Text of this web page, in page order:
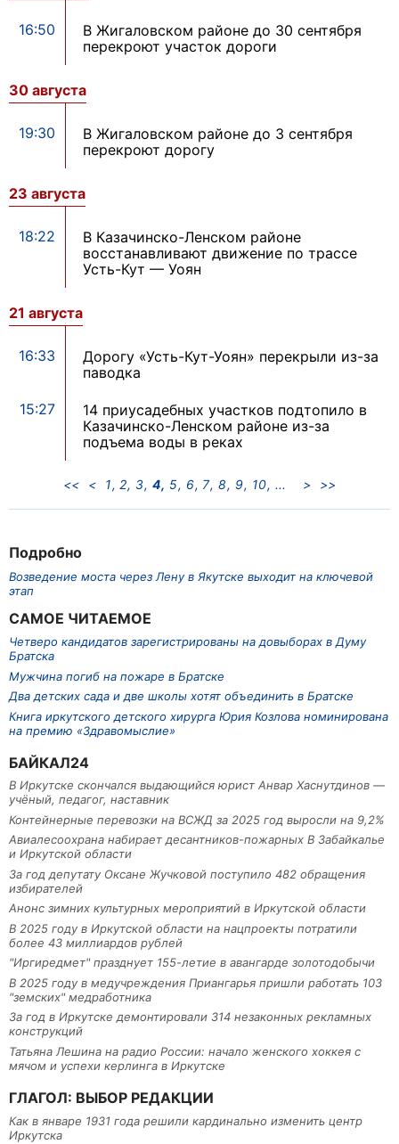
Подробно
Возведение моста через Лену в Якутске выходит на ключевой
этап
САМОЕ ЧИТАЕМОЕ
Четверо кандидатов зарегистрированы на довыборах в Думу
Братска
Мужчина погиб на пожаре в Братске
Два детских сада и две школы хотят объединить в Братске
Книга иркутского детского хирурга Юрия Козлова номинирована
на премию «Здравомыслие»
БАЙКАЛ24
В Иркутске скончался выдающийся юрист Анвар Хаснутдинов —
учёный, педагог, наставник
Контейнерные перевозки на ВСЖД за 2025 год выросли на 9,2%
Авиалесоохрана набирает десантников-пожарных В Забайкалье
и Иркутской области
За год депутату Оксане Жучковой поступило 482 обращения
избирателей
Анонс зимних культурных мероприятий в Иркутской области
В 2025 году в Иркутской области на нацпроекты потратили
более 43 миллиардов рублей
"Иргиредмет" празднует 155-летие в авангарде золотодобычи
В 2025 году в медучреждения Приангарья пришли работать 103
"земских" медработника
За год в Иркутске демонтировали 314 незаконных рекламных
конструкций
Татьяна Лешина на радио России: начало женского хоккея с
мячом и успехи керлинга в Иркутске
ГЛАГОЛ: ВЫБОР РЕДАКЦИИ
Как в январе 1931 года решили кардинально изменить центр
Иркутска
16:50
В Жигаловском районе до 30 сентября
перекроют участок дороги
30 августа
19:30
В Жигаловском районе до 3 сентября
перекроют дорогу
23 августа
18:22
В Казачинско-Ленском районе
восстанавливают движение по трассе
Усть-Кут — Уоян
21 августа
16:33
Дорогу «Усть-Кут-Уоян» перекрыли из-за
паводка
15:27
14 приусадебных участков подтопило в
Казачинско-Ленском районе из-за
подъема воды в реках
<< < 1 2 3 4 5 6 7 8 9 10 > >>